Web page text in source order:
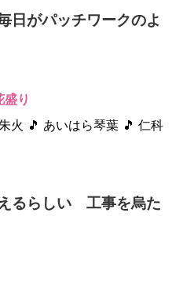
日がパッチワークのよ
り
火 🎵 あいはら琴葉 🎵 仁科
るらしい 工事を烏た